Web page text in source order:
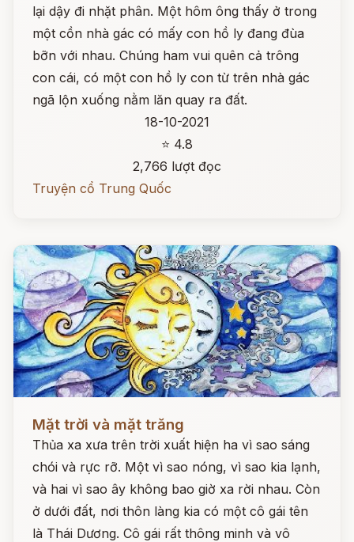
lại dậy đi nhặt phân. Một hôm ông thấy ở trong
một cồn nhà gác có mấy con hồ ly đang đùa
bỡn với nhau. Chúng ham vui quên cả trông
con cái, có một con hồ ly con từ trên nhà gác
ngã lộn xuống nằm lăn quay ra đất.
18-10-2021
⭐ 4.8
2,766 lượt đọc
Truyện cổ Trung Quốc
Mặt trời và mặt trăng
Thủa xa xưa trên trời xuất hiện ha vì sao sáng
chói và rực rỡ. Một vì sao nóng, vì sao kia lạnh,
và hai vì sao ây không bao giờ xa rời nhau. Còn
ở dưới đất, nơi thôn làng kia có một cô gái tên
là Thái Dương. Cô gái rất thông minh và vô